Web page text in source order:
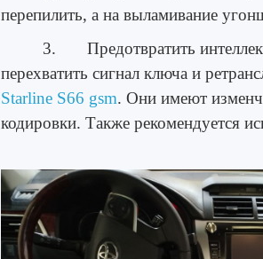
перепилить, а на выламивание
3. Предотвратить
перехватить сигнал ключа и
Starline S66 gsm. Они имеют
кодировки. Также рекомендуется